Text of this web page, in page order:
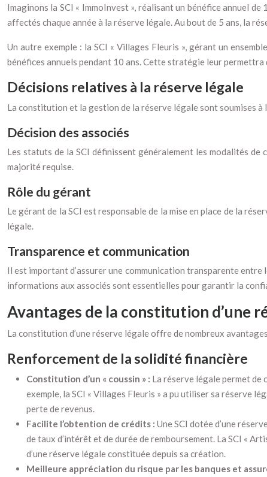
Imaginons la SCI « ImmoInvest », réalisant un bénéfice annuel
affectés chaque année à la réserve légale. Au bout de 5 ans, la
Un autre exemple : la SCI « Villages Fleuris », gérant un
bénéfices annuels pendant 10 ans. Cette stratégie leur
Décisions relatives à la réserve légale
La constitution et la gestion de la réserve légale sont soumises à
Décision des associés
Les statuts de la SCI définissent généralement les modalités
majorité requise.
Rôle du gérant
Le gérant de la SCI est responsable de la mise en place de la
légale.
Transparence et communication
Il est important d’assurer une communication transparente
informations aux associés sont essentielles pour garantir la
Avantages de la constitution d’une
La constitution d’une réserve légale offre de nombreux avantages
Renforcement de la solidité financière
Constitution d’un « coussin » : La réserve légale permet de
exemple, la SCI « Villages Fleuris » a pu utiliser sa réserve
perte de revenus.
Facilite l’obtention de crédits : Une SCI dotée d’une
de taux d’intérêt et de durée de remboursement. La SCI «
d’une réserve légale constituée depuis sa création.
Meilleure appréciation du risque par les banques et